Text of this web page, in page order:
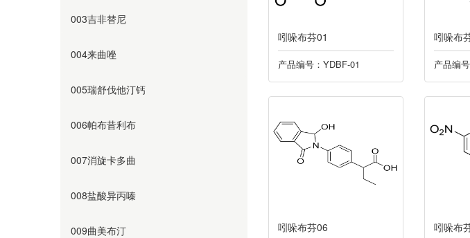
003吉非替尼
004来曲唑
005瑞舒伐他汀钙
006帕布昔利布
007消旋卡多曲
008盐酸异丙嗪
009曲美布汀
吲哚布芬01
产品编号：YDBF-01
吲哚布
产品编
吲哚布芬06 吲哚布